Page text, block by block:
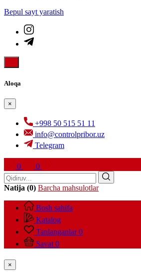
Bepul sayt yaratish
Aloqa
×
+998 50 515 51 11
info@controlpribor.uz
Telegram
0 0
Natija (0) Barcha mahsulotlar
Bosh sahifa
Katalog
Tanlanganlar 0
Savat 0
×